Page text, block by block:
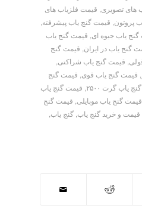
های تصویری, قیمت فلزیاب های
پروتون, قیمت گنج یاب پیشرفته,
یاب جیوه ای, قیمت گنج یاب
گنج یاب در ایران, قیمت گنج
, قیمت گنج یاب شراکتی,
, قیمت گنج یاب قوی, قیمت گنج
یاب گرت ۲۵۰۰ , قیمت گنج یاب
قیمت گنج یاب موبایلی, قیمت گنج
قیمت و خرید گنج یاب, گنج یاب,